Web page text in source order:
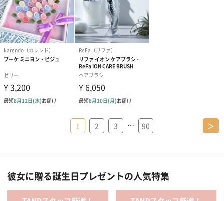
1 2 3 … 90 ＞
彼女に贈る誕生日プレゼントの人気特集